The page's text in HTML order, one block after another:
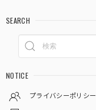
SEARCH
NOTICE
プライバシーポリシー